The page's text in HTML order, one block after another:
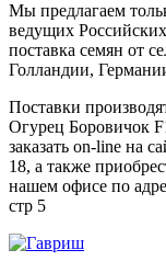
Мы предлагаем
ведущих
поставка семян от
Голландии,
Поставки
Огурец Боровичок
заказать on-line на
18, а также
нашем офисе по
стр 5